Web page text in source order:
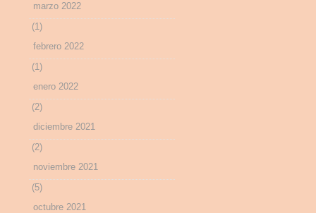
marzo 2022
(1)
febrero 2022
(1)
enero 2022
(2)
diciembre 2021
(2)
noviembre 2021
(5)
octubre 2021